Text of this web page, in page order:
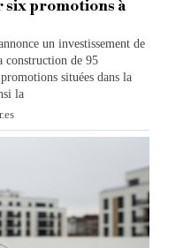
promotions à
un investissement de
construction de 95
situées dans la
la